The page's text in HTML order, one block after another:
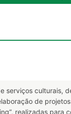
serviços culturais,
de
realizadas para